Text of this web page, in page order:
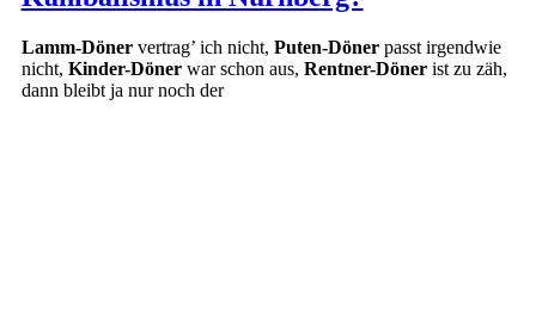
Lamm-Dönervertrag’ ich nicht, Puten-Dönerpasst irgendwie
nicht, Kinder-Döner war schon aus, Rentner-Dönerist zu zäh,
dann bleibt ja nur noch der